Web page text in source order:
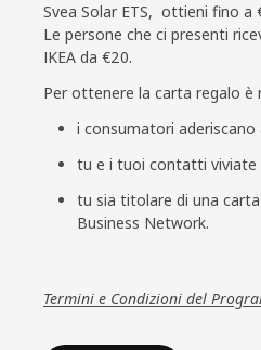
Svea Solar ETS, ottieni fino a
Le persone che ci presenti
IKEA da €20.
Per ottenere la carta regalo è
i consumatori aderiscano
tu e i tuoi contatti viviate
tu sia titolare di una carta
Business Network.
Termini e Condizioni del